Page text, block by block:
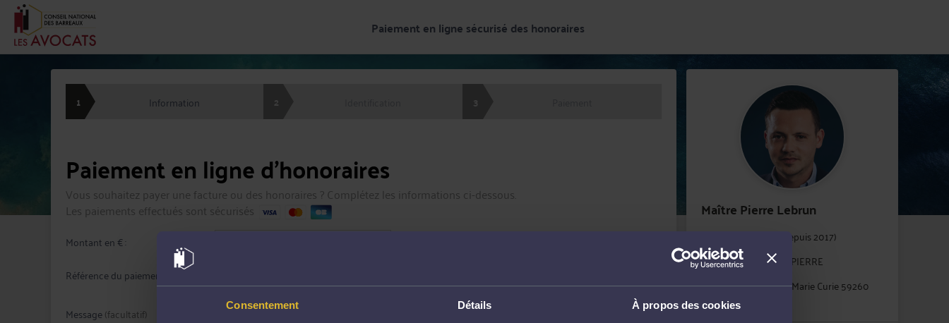
Consentement Détails À propos des cookies
Paiement en ligne sécurisé des honoraires
Maître Pierre Lebrun
Barreau de Lille (depuis 2017)
Cabinet : LEBRUN PIERRE
9 avenue Pierre et Marie Curie 59260
LEZENNES
1 Information 2 3
Paiement en ligne d'honoraires
Vous souhaitez payer une facture ou des honoraires ? Complétez les informations ci-dessous.
Les paiements effectués sont sécurisés
Montant en € :
Référence du paiement :
Message(facultatif)